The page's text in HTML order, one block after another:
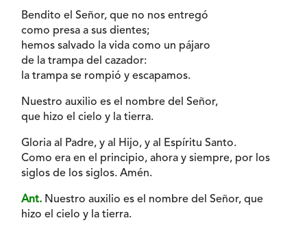
Bendito el Señor, que no nos entregó
como presa a sus dientes;
hemos salvado la vida como un pájaro
de la trampa del cazador:
la trampa se rompió y escapamos.
Nuestro auxilio es el nombre del Señor,
que hizo el cielo y la tierra.
Gloria al Padre, y al Hijo, y al Espíritu Santo.
Como era en el principio, ahora y siempre, por los
siglos de los siglos. Amén.
Ant. Nuestro auxilio es el nombre del Señor, que
hizo el cielo y la tierra.